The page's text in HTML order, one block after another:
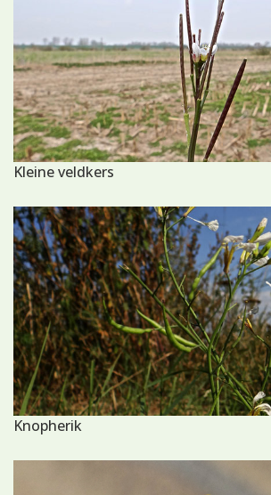
Kleine veldkers
Knopherik